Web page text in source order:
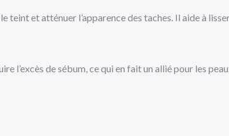
teint et atténuer l’apparence des taches. Il aide à
l’excès de sébum, ce qui en fait un allié pour les